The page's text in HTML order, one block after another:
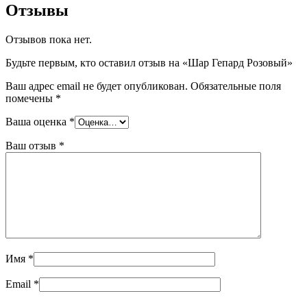
Отзывы
Отзывов пока нет.
Будьте первым, кто оставил отзыв на «Шар Гепард Розовый»
Ваш адрес email не будет опубликован. Обязательные поля
помечены *
Ваша оценка *
Ваш отзыв *
Имя *
Email *